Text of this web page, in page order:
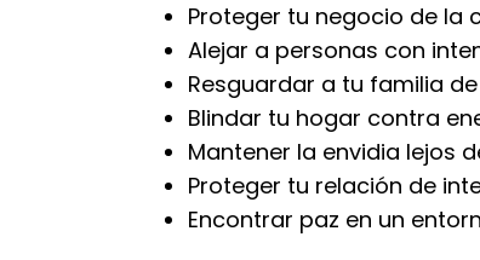
Proteger tu negocio de la
Alejar a personas con
Resguardar a tu familia
Blindar tu hogar contra
Mantener la envidia lejos
Proteger tu relación de
Encontrar paz en un